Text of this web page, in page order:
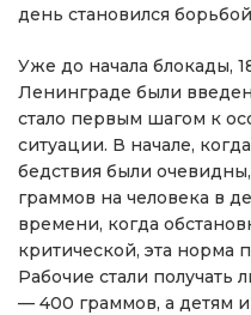
день становился
Уже до начала блокады,
Ленинграде были
стало первым шагом к
ситуации. В начале,
бедствия были
граммов на человека в
времени, когда
критической, эта норма
Рабочие стали
— 400 граммов, а детям